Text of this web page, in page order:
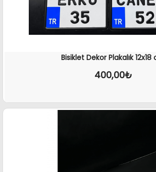
Bisiklet Dekor Plakalık 12x18
400,00₺